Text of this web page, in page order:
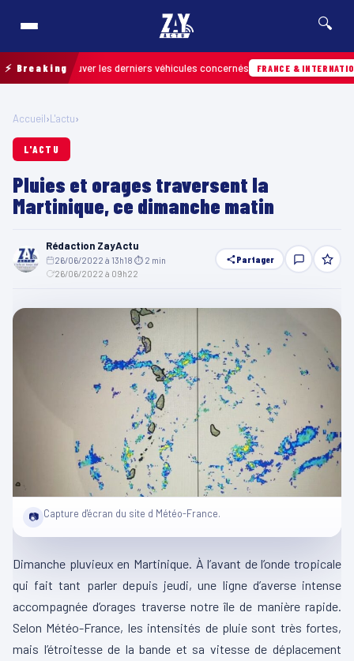
🔍
⚡ Breaking
retrouver les derniers véhicules concernés FRANCE & INTERNATIONALE
Accueil›L'actu›
L'ACTU
Pluies et orages traversent la
Martinique, ce dimanche matin
Rédaction ZayActu
26/06/2022 à 13h18 ⏱ 2 min
26/06/2022 à 09h22
Partager
📷 Capture d'écran du site d Météo-France.
Dimanche pluvieux en Martinique. À l’avant de l’onde tropicale
qui fait tant parler depuis jeudi, une ligne d’averse intense
accompagnée d’orages traverse notre île de manière rapide.
Selon Météo-France, les intensités de pluie sont très fortes,
mais l’étroitesse de la bande et sa vitesse de déplacement